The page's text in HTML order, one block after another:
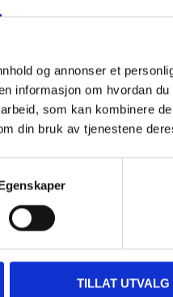
og annonser et
informasjon om hvordan
som kan kombinere
din bruk av tjenestene
TILLAT UTVALG
customers